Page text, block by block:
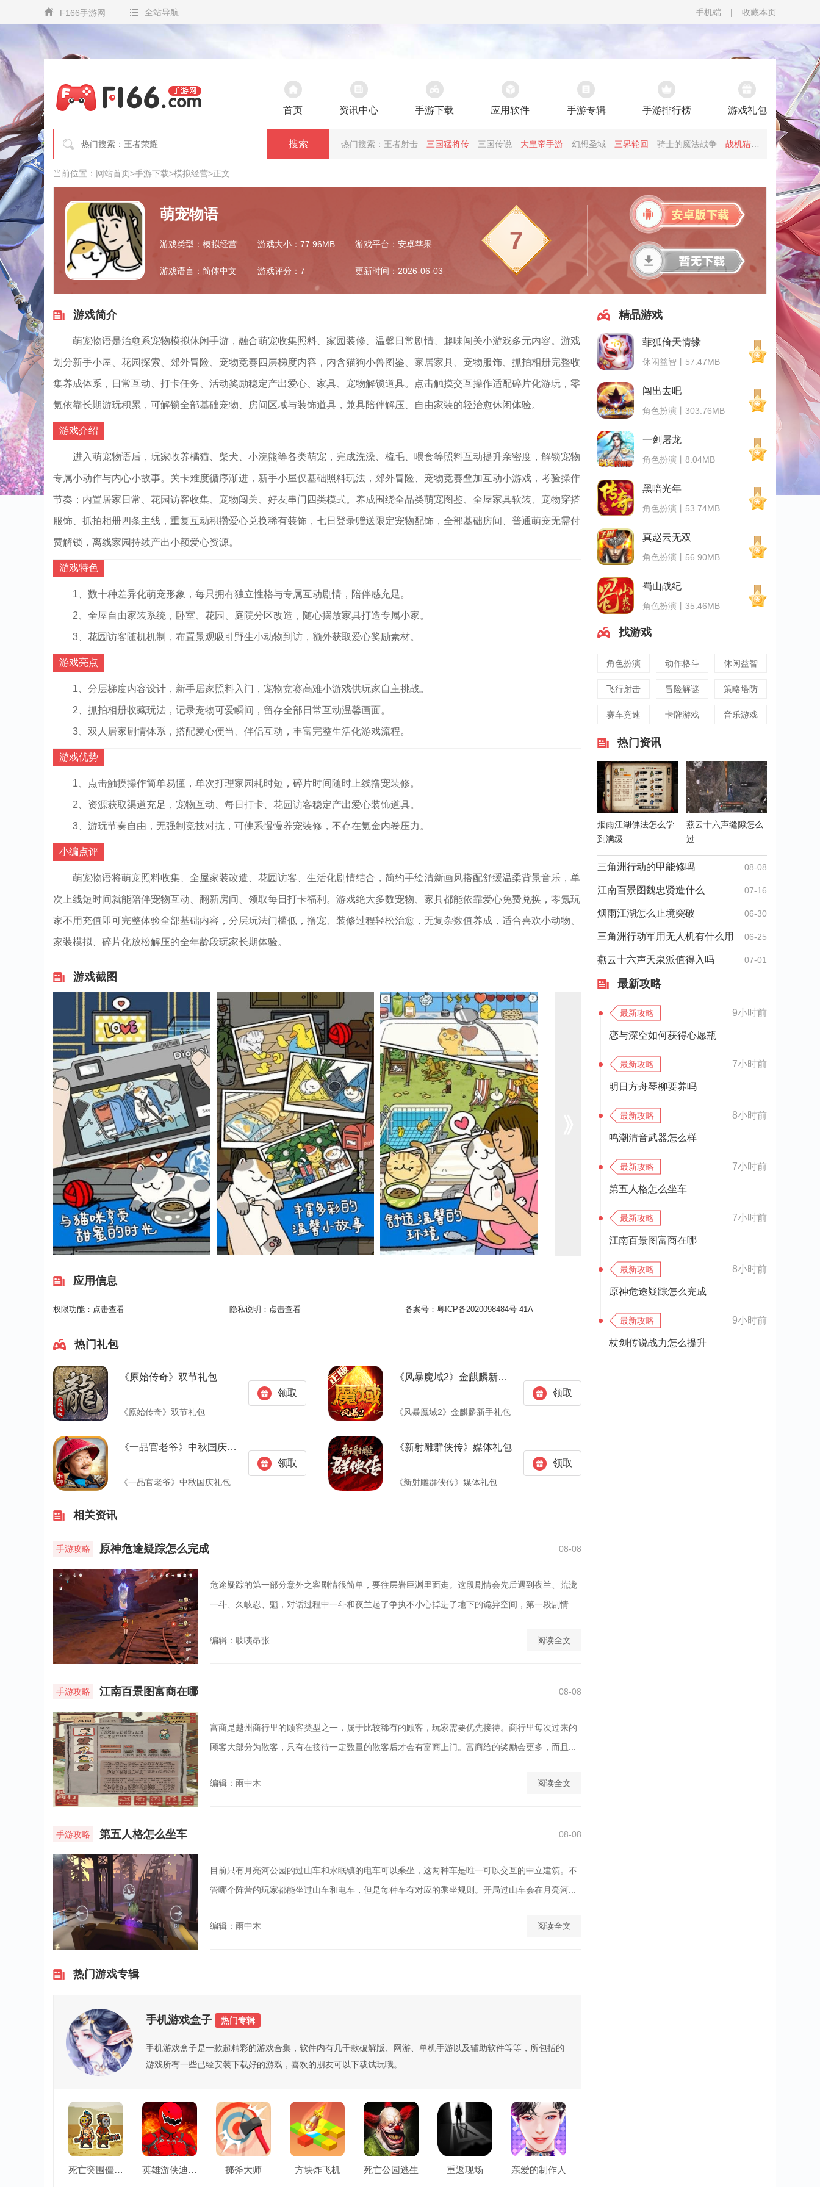
F166手游网 全站导航 手机端 | 收藏本页
首页 资讯中心 手游下载 应用软件 手游专辑 手游排行榜 游戏礼包
搜索 热门搜索： 王者射击 三国猛将传 三国传说 大皇帝手游 幻想圣域 三界轮回 骑士的魔法战争 战机猎手 征战王权
当前位置： 网站首页>手游下载>模拟经营>正文
萌宠物语
游戏类型：模拟经营 游戏大小：77.96MB 游戏平台：安卓苹果
游戏语言：简体中文 游戏评分：7 更新时间：2026-06-03
7
游戏简介
萌宠物语是治愈系宠物模拟休闲手游，融合萌宠收集照料、家园装修、温馨日常剧情、趣味闯关小游戏多元内容。游戏
划分新手小屋、花园探索、郊外冒险、宠物竞赛四层梯度内容，内含猫狗小兽图鉴、家居家具、宠物服饰、抓拍相册完整收
集养成体系，日常互动、打卡任务、活动奖励稳定产出爱心、家具、宠物解锁道具。点击触摸交互操作适配碎片化游玩，零
氪依靠长期游玩积累，可解锁全部基础宠物、房间区域与装饰道具，兼具陪伴解压、自由家装的轻治愈休闲体验。
游戏介绍
进入萌宠物语后，玩家收养橘猫、柴犬、小浣熊等各类萌宠，完成洗澡、梳毛、喂食等照料互动提升亲密度，解锁宠物
专属小动作与内心小故事。关卡难度循序渐进，新手小屋仅基础照料玩法，郊外冒险、宠物竞赛叠加互动小游戏，考验操作
节奏；内置居家日常、花园访客收集、宠物闯关、好友串门四类模式。养成围绕全品类萌宠图鉴、全屋家具软装、宠物穿搭
服饰、抓拍相册四条主线，重复互动积攒爱心兑换稀有装饰，七日登录赠送限定宠物配饰，全部基础房间、普通萌宠无需付
费解锁，离线家园持续产出小额爱心资源。
游戏特色
1、数十种差异化萌宠形象，每只拥有独立性格与专属互动剧情，陪伴感充足。
2、全屋自由家装系统，卧室、花园、庭院分区改造，随心摆放家具打造专属小家。
3、花园访客随机机制，布置景观吸引野生小动物到访，额外获取爱心奖励素材。
游戏亮点
1、分层梯度内容设计，新手居家照料入门，宠物竞赛高难小游戏供玩家自主挑战。
2、抓拍相册收藏玩法，记录宠物可爱瞬间，留存全部日常互动温馨画面。
3、双人居家剧情体系，搭配爱心便当、伴侣互动，丰富完整生活化游戏流程。
游戏优势
1、点击触摸操作简单易懂，单次打理家园耗时短，碎片时间随时上线撸宠装修。
2、资源获取渠道充足，宠物互动、每日打卡、花园访客稳定产出爱心装饰道具。
3、游玩节奏自由，无强制竞技对抗，可佛系慢慢养宠装修，不存在氪金内卷压力。
小编点评
萌宠物语将萌宠照料收集、全屋家装改造、花园访客、生活化剧情结合，简约手绘清新画风搭配舒缓温柔背景音乐，单
次上线短时间就能陪伴宠物互动、翻新房间、领取每日打卡福利。游戏绝大多数宠物、家具都能依靠爱心免费兑换，零氪玩
家不用充值即可完整体验全部基础内容，分层玩法门槛低，撸宠、装修过程轻松治愈，无复杂数值养成，适合喜欢小动物、
家装模拟、碎片化放松解压的全年龄段玩家长期体验。
游戏截图
应用信息
权限功能： 点击查看 隐私说明： 点击查看 备案号：粤ICP备2020098484号-41A
热门礼包
《原始传奇》双节礼包
《原始传奇》双节礼包
领取
《风暴魔域2》金麒麟新手礼包
《风暴魔域2》金麒麟新手礼包
领取
《一品官老爷》中秋国庆礼包
《一品官老爷》中秋国庆礼包
领取
《新射雕群侠传》媒体礼包
《新射雕群侠传》媒体礼包
领取
相关资讯
手游攻略 原神危途疑踪怎么完成 08-08
危途疑踪的第一部分意外之客剧情很简单，要往层岩巨渊里面走。这段剧情会先后遇到夜兰、荒泷
一斗、久岐忍、魈，对话过程中一斗和夜兰起了争执不小心掉进了地下的诡异空间，第一段剧情...
编辑：吱咦昂张 阅读全文
手游攻略 江南百景图富商在哪 08-08
富商是越州商行里的顾客类型之一，属于比较稀有的顾客，玩家需要优先接待。商行里每次过来的
顾客大部分为散客，只有在接待一定数量的散客后才会有富商上门。富商给的奖励会更多，而且...
编辑：雨中木 阅读全文
手游攻略 第五人格怎么坐车 08-08
目前只有月亮河公园的过山车和永眠镇的电车可以乘坐，这两种车是唯一可以交互的中立建筑。不
管哪个阵营的玩家都能坐过山车和电车，但是每种车有对应的乘坐规则。开局过山车会在月亮河...
编辑：雨中木 阅读全文
热门游戏专辑
手机游戏盒子 热门专辑
​手机游戏盒子是一款超精彩的游戏合集，软件内有几千款破解版、网游、单机手游以及辅助软件等等，所包括的
游戏所有一些已经安装下载好的游戏，喜欢的朋友可以下载试玩哦。...
死亡突围僵尸战争 英雄游侠迪诺战斗 掷斧大师 方块炸飞机 死亡公园逃生 重返现场 亲爱的制作人
精品游戏
菲狐倚天情缘
休闲益智丨57.47MB
闯出去吧
角色扮演丨303.76MB
一剑屠龙
角色扮演丨8.04MB
黑暗光年
角色扮演丨53.74MB
真赵云无双
角色扮演丨56.90MB
蜀山战纪
角色扮演丨35.46MB
找游戏
角色扮演 动作格斗 休闲益智
飞行射击 冒险解谜 策略塔防
赛车竞速 卡牌游戏 音乐游戏
热门资讯
烟雨江湖佛法怎么学
到满级
燕云十六声缝隙怎么
过
三角洲行动的甲能修吗 08-08
江南百景图魏忠贤造什么 07-16
烟雨江湖怎么止境突破 06-30
三角洲行动军用无人机有什么用 06-25
燕云十六声天泉派值得入吗 07-01
最新攻略
最新攻略 9小时前
恋与深空如何获得心愿瓶
最新攻略 7小时前
明日方舟琴柳要养吗
最新攻略 8小时前
鸣潮清音武器怎么样
最新攻略 7小时前
第五人格怎么坐车
最新攻略 7小时前
江南百景图富商在哪
最新攻略 8小时前
原神危途疑踪怎么完成
最新攻略 9小时前
杖剑传说战力怎么提升